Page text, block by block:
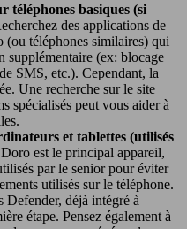
téléphones basiques (si
des applications de
(ou téléphones similaires) qui
supplémentaire (ex: blocage
SMS, etc.). Cependant, la
Une recherche sur le site
spécialisés peut vous aider à
et tablettes (utilisés
est le principal appareil,
par le senior pour éviter
utilisés sur le téléphone.
déjà intégré à
étape. Pensez également à